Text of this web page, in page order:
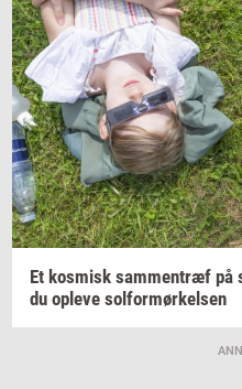
Et kos­misk sam­men­træf på
du op­le­ve sol­for­mør­kel­sen